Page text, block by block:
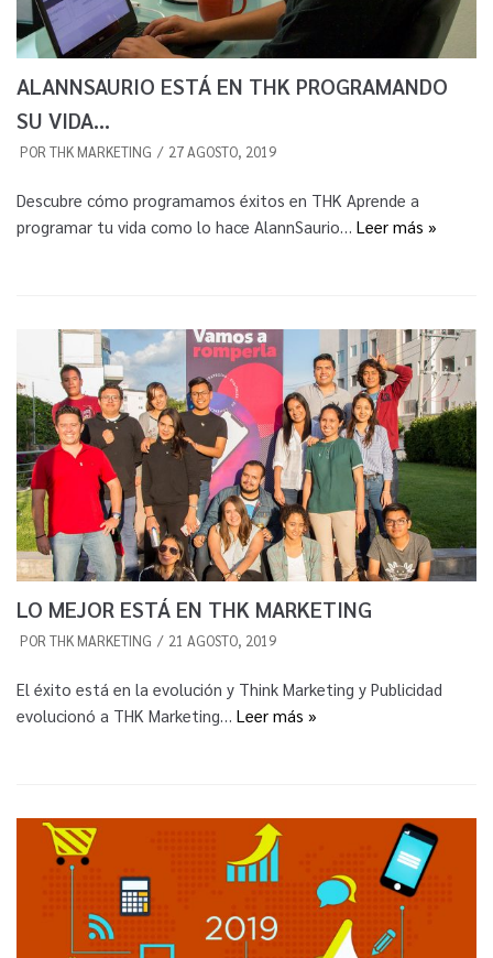
ALANNSAURIO ESTÁ EN THK PROGRAMANDO
SU VIDA…
POR THK MARKETING 27 AGOSTO, 2019
Descubre cómo programamos éxitos en THK Aprende a
programar tu vida como lo hace AlannSaurio… Leer más »
LO MEJOR ESTÁ EN THK MARKETING
POR THK MARKETING 21 AGOSTO, 2019
El éxito está en la evolución y Think Marketing y Publicidad
evolucionó a THK Marketing… Leer más »